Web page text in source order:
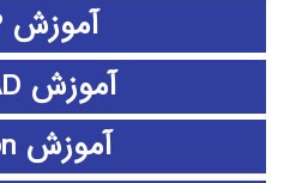
آموزش PHP
آموزش PSCAD
آموزش python